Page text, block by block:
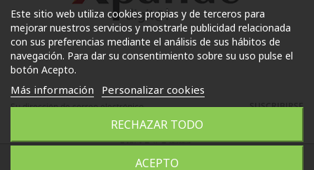
WhatsApp 664072911
Este sitio web utiliza cookies propias y de terceros para
mejorar nuestros servicios y mostrarle publicidad relacionada
con sus preferencias mediante el análisis de sus hábitos de
navegación. Para dar su consentimiento sobre su uso pulse el
botón Acepto.
Más información Personalizar cookies
RECHAZAR TODO
ACEPTO
2022 Copyright (C) Huéscar Joyeros
SUSCRIBIRSE